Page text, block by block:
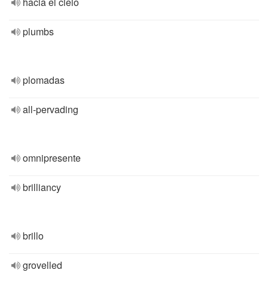
plumbs
plomadas
all-pervading
omnipresente
brilliancy
brillo
grovelled